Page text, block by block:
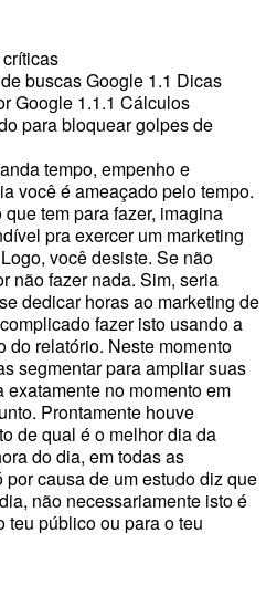
buscas Google 1.1 Dicas
Google 1.1.1 Cálculos
para bloquear golpes de
tempo, empenho e
você é ameaçado pelo tempo.
tem para fazer, imagina
pra exercer um marketing
você desiste. Se não
não fazer nada. Sim, seria
dedicar horas ao marketing de
fazer isto usando a
do relatório. Neste momento
segmentar para ampliar suas
no momento em
Prontamente houve
de qual é o melhor dia da
do dia, em todas as
causa de um estudo diz que
não necessariamente isto é
teu público ou para o teu